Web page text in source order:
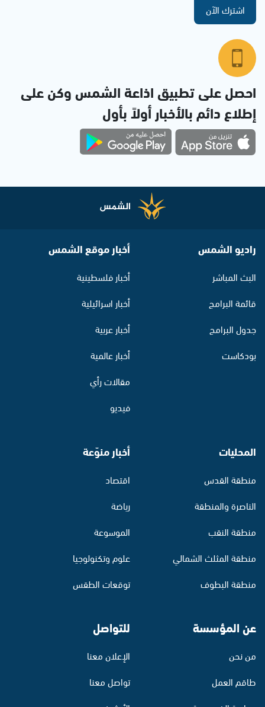
اشترك الآن
احصل على تطبيق اذاعة الشمس وكن على
إطلاع دائم بالأخبار أولاً بأول
راديو الشمس
البث المباشر
قائمة البرامج
جدول البرامج
بودكاست
أخبار موقع الشمس
أخبار فلسطينية
أخبار اسرائيلية
أخبار عربية
أخبار عالمية
مقالات رأي
فيديو
المحليات
منطقة القدس
الناصرة والمنطقة
منطقة النقب
منطقة المثلث الشمالي
منطقة البطوف
أخبار منوّعة
اقتصاد
رياضة
الموسوعة
علوم وتكنولوجيا
توقعات الطقس
عن المؤسسة
من نحن
طاقم العمل
للتواصل
الإعلان معنا
تواصل معنا